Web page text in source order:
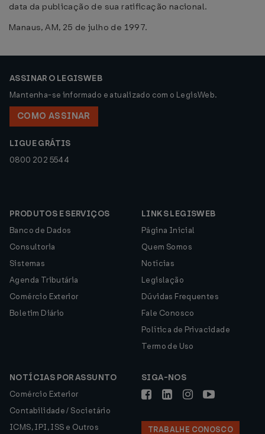
data da publicação de sua ratificação nacional.
Manaus, AM, 25 de julho de 1997.
ASSINAR O LEGISWEB
Mantenha-se informado e atualizado com o LegisWeb.
COMO ASSINAR
LIGUE GRÁTIS
0800 202 5544
PRODUTOS E SERVIÇOS
Banco de Dados
Consultoria
Sistemas
Agenda Tributária
Comércio Exterior
Boletim Diário
LINKS LEGISWEB
Página Inicial
Quem Somos
Notícias
Legislação
Dúvidas Frequentes
Fale Conosco
Política de Privacidade
Termo de Uso
NOTÍCIAS POR ASSUNTO
Comércio Exterior
Contabilidade / Societário
ICMS, IPI, ISS e Outros
SIGA-NOS
TRABALHE CONOSCO